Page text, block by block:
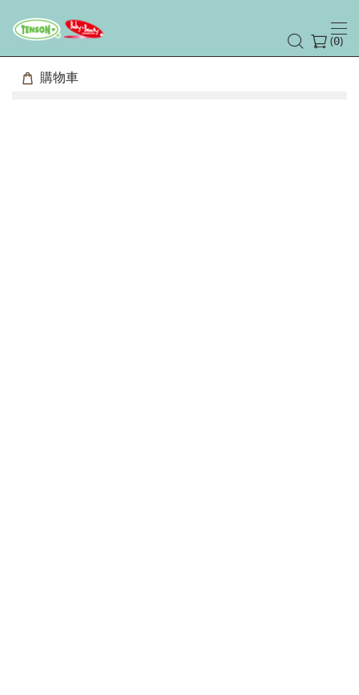
(0)
購物車